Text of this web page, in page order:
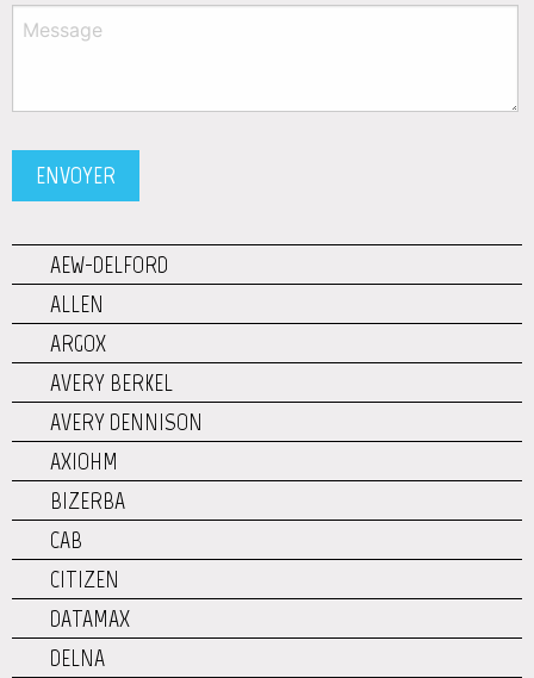
AEW-DELFORD
ALLEN
ARGOX
AVERY BERKEL
AVERY DENNISON
AXIOHM
BIZERBA
CAB
CITIZEN
DATAMAX
DELNA